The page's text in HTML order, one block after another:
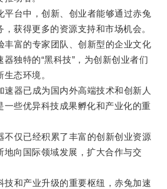
台中，创新、创业者能够通过赤兔
获得更多的资源支持和市场机会。
富的专家团队、创新型的企业文化
独特的“黑科技”，为创新创业者们
态环境。
器已成为国内外高端技术和创新人
一些优异科技成果孵化和产业化的重
仅已经积累了丰富的创新创业资源
地向国际领域发展，扩大合作与交
和产业升级的重要枢纽，赤兔加速